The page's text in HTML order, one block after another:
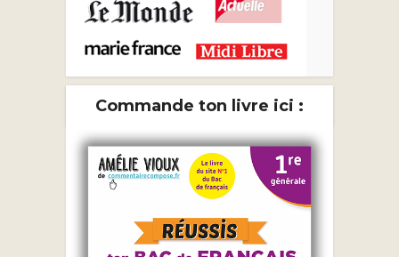
Commande ton livre ici :